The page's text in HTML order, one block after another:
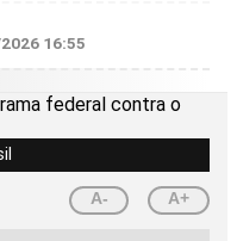
16:55
A- A+